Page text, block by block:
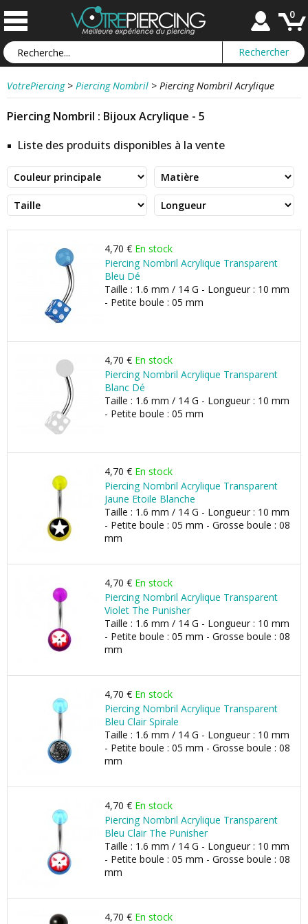
0
VotrePiercing > Piercing Nombril > Piercing Nombril Acrylique
Piercing Nombril : Bijoux Acrylique - 5
Liste des produits disponibles à la vente
4,70 € En stock
Piercing Nombril Acrylique Transparent
Bleu Dé
Taille : 1.6 mm / 14 G - Longueur : 10 mm
- Petite boule : 05 mm
4,70 € En stock
Piercing Nombril Acrylique Transparent
Blanc Dé
Taille : 1.6 mm / 14 G - Longueur : 10 mm
- Petite boule : 05 mm
4,70 € En stock
Piercing Nombril Acrylique Transparent
Jaune Etoile Blanche
Taille : 1.6 mm / 14 G - Longueur : 10 mm
- Petite boule : 05 mm - Grosse boule : 08
mm
4,70 € En stock
Piercing Nombril Acrylique Transparent
Violet The Punisher
Taille : 1.6 mm / 14 G - Longueur : 10 mm
- Petite boule : 05 mm - Grosse boule : 08
mm
4,70 € En stock
Piercing Nombril Acrylique Transparent
Bleu Clair Spirale
Taille : 1.6 mm / 14 G - Longueur : 10 mm
- Petite boule : 05 mm - Grosse boule : 08
mm
4,70 € En stock
Piercing Nombril Acrylique Transparent
Bleu Clair The Punisher
Taille : 1.6 mm / 14 G - Longueur : 10 mm
- Petite boule : 05 mm - Grosse boule : 08
mm
4,70 € En stock